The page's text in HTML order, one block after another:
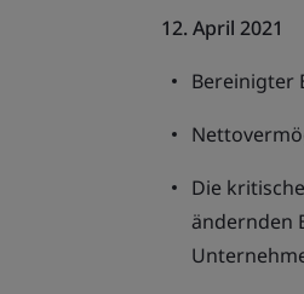
12. April 2021
Bereinigter
Die
ändernden